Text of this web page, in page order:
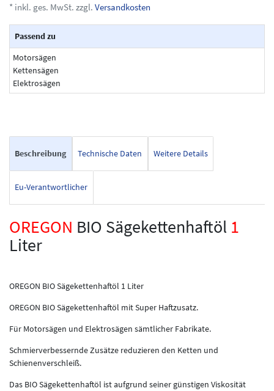
* inkl. ges. MwSt. zzgl. Versandkosten
Passend zu
Motorsägen
Kettensägen
Elektrosägen
Beschreibung Technische Daten Weitere Details
Eu-Verantwortlicher
OREGON BIO Sägekettenhaftöl 1
Liter
OREGON BIO Sägekettenhaftöl 1 Liter
OREGON BIO Sägekettenhaftöl mit Super Haftzusatz.
Für Motorsägen und Elektrosägen sämtlicher Fabrikate.
Schmierverbessernde Zusätze reduzieren den Ketten und
Schienenverschleiß.
Das BIO Sägekettenhaftöl ist aufgrund seiner günstigen Viskosität